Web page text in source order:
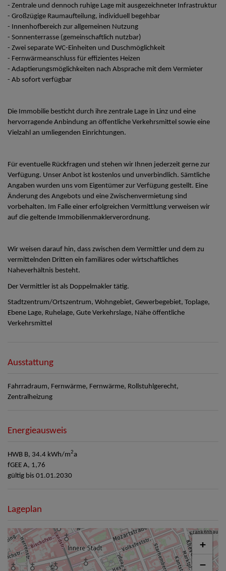
- Zentrale und dennoch ruhige Lage mit ausgezeichneter Infrastruktur
- Großzügige Raumaufteilung, individuell begehbar
- Innenhofbereich zur allgemeinen Nutzung
- Sonnenterrasse (gemeinschaftlich nutzbar)
- Zwei separate WC-Einheiten und Duschmöglichkeit
- Fernwärmeanschluss für effizientes Heizen
- Adaptierungsmöglichkeiten nach Absprache mit dem Vermieter
- Ab sofort verfügbar
Die Immobilie besticht durch ihre zentrale Lage in Linz und eine
hervorragende Anbindung an öffentliche Verkehrsmittel sowie eine
Vielzahl an umliegenden Einrichtungen.
Für eventuelle Rückfragen und stehen wir Ihnen jederzeit gerne zur
Verfügung. Unser Anbot ist kostenlos und unverbindlich. Sämtliche
Angaben wurden uns vom Eigentümer zur Verfügung gestellt. Eine
Änderung des Angebots und eine Zwischenvermietung sind
vorbehalten. Im Falle einer erfolgreichen Vermittlung verweisen wir
auf die geltende Immobilienmaklerverordnung.
Wir weisen darauf hin, dass zwischen dem Vermittler und dem zu
vermittelnden Dritten ein familiäres oder wirtschaftliches
Naheverhältnis besteht.
Der Vermittler ist als Doppelmakler tätig.
Stadtzentrum/Ortszentrum, Wohngebiet, Gewerbegebiet, Toplage,
Ebene Lage, Ruhelage, Gute Verkehrslage, Nähe öffentliche
Verkehrsmittel
Ausstattung
Fahrradraum Fernwärme Fernwärme Rollstuhlgerecht
Zentralheizung
Energieausweis
HWB B, 34.4 kWh/m2a
fGEE A, 1,76
gültig bis 01.01.2030
Lageplan
+
−